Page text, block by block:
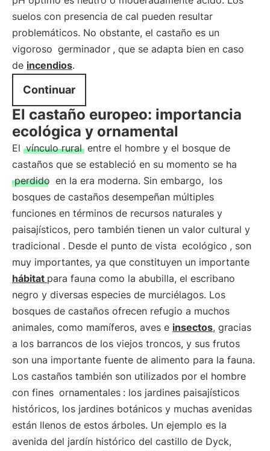
suelos con presencia de cal pueden resultar
problemáticos. No obstante, el castaño es un
vigoroso germinador , que se adapta bien en caso
de incendios.
Continuar
El castaño europeo: importancia
ecológica y ornamental
El vínculo rural entre el hombre y el bosque de
castaños que se estableció en su momento se ha
perdido en la era moderna. Sin embargo, los
bosques de castaños desempeñan múltiples
funciones en términos de recursos naturales y
paisajísticos, pero también tienen un valor cultural y
tradicional . Desde el punto de vista ecológico , son
muy importantes, ya que constituyen un importante
hábitat para fauna como la abubilla, el escribano
negro y diversas especies de murciélagos. Los
bosques de castaños ofrecen refugio a muchos
animales, como mamíferos, aves e insectos, gracias
a los barrancos de los viejos troncos, y sus frutos
son una importante fuente de alimento para la fauna.
Los castaños también son utilizados por el hombre
con fines ornamentales : los jardines paisajísticos
históricos, los jardines botánicos y muchas avenidas
están llenos de estos árboles. Un ejemplo es la
avenida del jardín histórico del castillo de Dyck,